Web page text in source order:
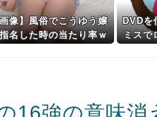
像】風俗でこうゆう嬢
名した時の当たり率ｗ
DVDを
ミスで